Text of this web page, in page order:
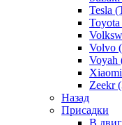
Tesla
Volvo
Voyah
Zeekr
Назад
Присадки
В